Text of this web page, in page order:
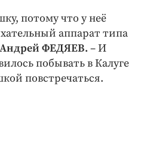
потому что у неё
аппарат типа
Андрей ФЕДЯЕВ. – И
побывать в Калуге
повстречаться.